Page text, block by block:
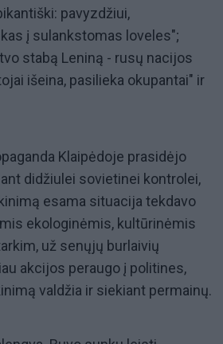
pavyzdžiui,
į sulankstomas loveles";
stabą Leniną - rusų nacijos
išeina, pasilieka okupantai" ir
Klaipėdoje prasidėjo
didžiulei sovietinei kontrolei,
esama situacija tekdavo
ekologinėmis, kultūrinėmis
už senųjų burlaivių
akcijos peraugo į politines,
valdžia ir siekiant permainų.